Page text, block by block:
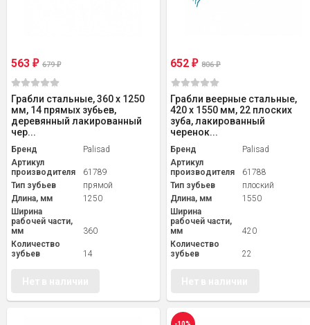
563 ₽ 679₽
Грабли стальные, 360 х 1250
мм, 14 прямых зубьев,
деревянный лакированный
чер...
Бренд
Palisad
Артикул
производителя
61789
Тип зубьев
прямой
Длина, мм
1250
Ширина
рабочей части,
мм
360
Количество
зубьев
14
652₽ 806₽
Грабли веерные стальные,
420 х 1550 мм, 22 плоских
зуба, лакированный
черенок...
Бренд
Palisad
Артикул
производителя
61788
Тип зубьев
плоский
Длина, мм
1550
Ширина
рабочей части,
мм
420
Количество
зубьев
22